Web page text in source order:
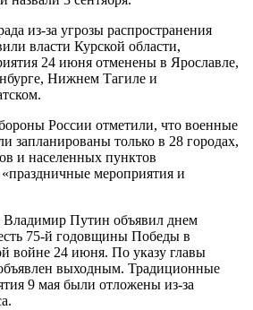
из-за угрозы распространения
власти Курской области,
24 июня отменены в Ярославле,
Нижнем Тагиле и
России отметили, что военные
запланированы только в 28 городах,
и населенных пунктов
мероприятия и
Владимир Путин объявил днем
75-й годовщины Победы в
войне 24 июня. По указу главы
объявлен выходным. Традиционные
9 мая были отложены из-за